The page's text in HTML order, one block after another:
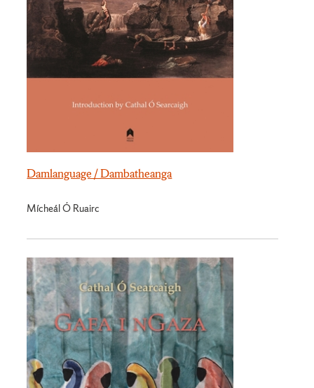
Damlanguage / Dambatheanga
Mícheál Ó Ruairc